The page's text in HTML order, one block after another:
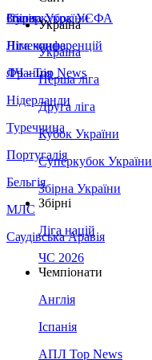
Збірна України
Італія
Німеччина
Франція
Нідерланди
Туреччина
Португалія
Бельгія
МЛС
Саудівська Аравія
Суперкубок УЄФА
Ліга конференцій
ЛЧ - Top News
Україна
Україна
Перша ліга
Друга ліга
Кубок України
Суперкубок України
Збірна України
Збірні
Ліга націй
ЧС 2026
Чемпіонати
Англія
Іспанія
АПЛ Top News